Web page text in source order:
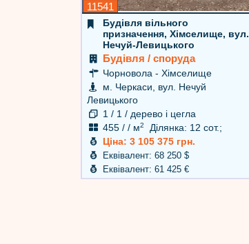
11541
Будівля вільного
призначення, Хімселище, вул.
Нечуй-Левицького
Будівля / споруда
Чорновола - Хімселище
м. Черкаси, вул. Нечуй
Левицького
1 / 1 / дерево і цегла
455 / / м2 Ділянка: 12 сот.;
Ціна: 3 105 375 грн.
Еквівалент: 68 250 $
Еквівалент: 61 425 €